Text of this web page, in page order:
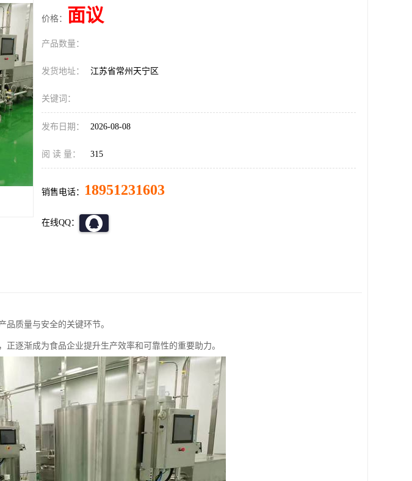
价格： 面议
产品数量：
发货地址： 江苏省常州天宁区
关键词：
发布日期： 2026-08-08
阅 读 量： 315
销售电话： 18951231603
在线QQ：
品质量与安全的关键环节。
逐渐成为食品企业提升生产效率和可靠性的重要助力。